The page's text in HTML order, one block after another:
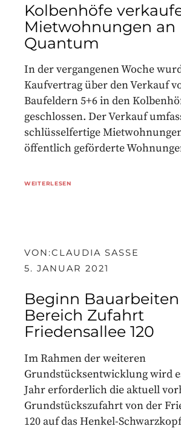
Kolbenhöfe
Mietwohnungen an
Quantum
In der vergangenen Woche
Kaufvertrag über den Verkauf
Baufeldern 5+6 in den
geschlossen. Der Verkauf
schlüsselfertige
öffentlich geförderte
WEITERLESEN
VON:CLAUDIA SASSE
5. JANUAR 2021
Beginn
Bereich Zufahrt
Friedensallee 120
Im Rahmen der weiteren
Grundstücksentwicklung wird
Jahr erforderlich die aktuell
Grundstückszufahrt von der
120 auf das Henkel-